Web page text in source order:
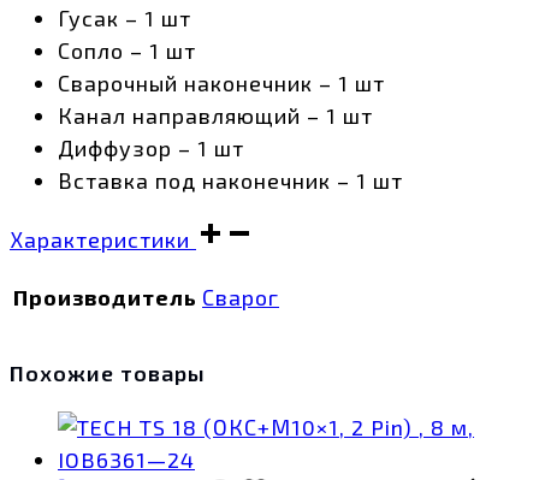
Гусак – 1 шт
Сопло – 1 шт
Сварочный наконечник – 1 шт
Канал направляющий – 1 шт
Диффузор – 1 шт
Вставка под наконечник – 1 шт
Характеристики
Производитель Сварог
Похожие товары